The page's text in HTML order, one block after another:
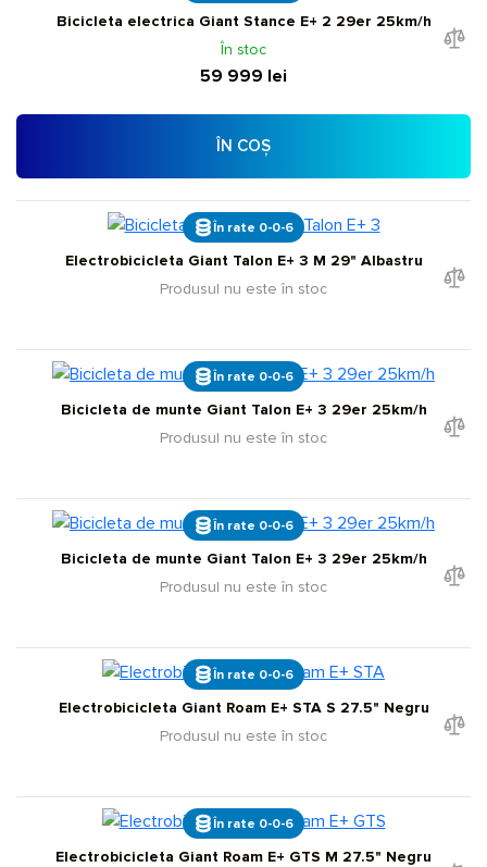
Bicicleta electrica Giant Stance E+ 2 29er 25km/h
În stoc
59 999 lei
ÎN COȘ
În rate 0-0-6
Electrobicicleta Giant Talon E+ 3 M 29" Albastru
Produsul nu este în stoc
În rate 0-0-6
Bicicleta de munte Giant Talon E+ 3 29er 25km/h
Produsul nu este în stoc
În rate 0-0-6
Bicicleta de munte Giant Talon E+ 3 29er 25km/h
Produsul nu este în stoc
În rate 0-0-6
Electrobicicleta Giant Roam E+ STA S 27.5" Negru
Produsul nu este în stoc
În rate 0-0-6
Electrobicicleta Giant Roam E+ GTS M 27.5" Negru